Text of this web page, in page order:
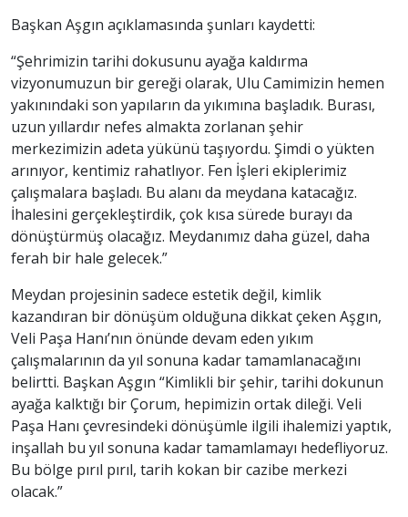
Başkan Aşgın açıklamasında şunları kaydetti:
“Şehrimizin tarihi dokusunu ayağa kaldırma
vizyonumuzun bir gereği olarak, Ulu Camimizin hemen
yakınındaki son yapıların da yıkımına başladık. Burası,
uzun yıllardır nefes almakta zorlanan şehir
merkezimizin adeta yükünü taşıyordu. Şimdi o yükten
arınıyor, kentimiz rahatlıyor. Fen İşleri ekiplerimiz
çalışmalara başladı. Bu alanı da meydana katacağız.
İhalesini gerçekleştirdik, çok kısa sürede burayı da
dönüştürmüş olacağız. Meydanımız daha güzel, daha
ferah bir hale gelecek.”
Meydan projesinin sadece estetik değil, kimlik
kazandıran bir dönüşüm olduğuna dikkat çeken Aşgın,
Veli Paşa Hanı’nın önünde devam eden yıkım
çalışmalarının da yıl sonuna kadar tamamlanacağını
belirtti. Başkan Aşgın “Kimlikli bir şehir, tarihi dokunun
ayağa kalktığı bir Çorum, hepimizin ortak dileği. Veli
Paşa Hanı çevresindeki dönüşümle ilgili ihalemizi yaptık,
inşallah bu yıl sonuna kadar tamamlamayı hedefliyoruz.
Bu bölge pırıl pırıl, tarih kokan bir cazibe merkezi
olacak.”